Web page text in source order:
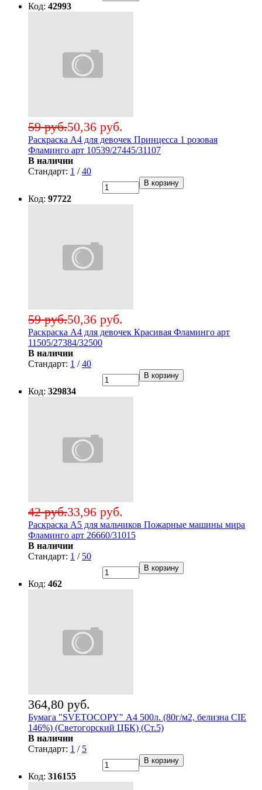
Код: 42993
50,36 руб.
59 руб.
Раскраска А4 для девочек Принцесса 1 розовая
Фламинго арт 10539/27445/31107
В наличии
Стандарт: 1 /40
В корзину
Код: 97722
50,36 руб.
59 руб.
Раскраска А4 для девочек Красивая Фламинго арт
11505/27384/32500
В наличии
Стандарт: 1 /40
В корзину
Код: 329834
33,96 руб.
42 руб.
Раскраска А5 для мальчиков Пожарные машины мира
Фламинго арт 26660/31015
В наличии
Стандарт: 1 / 50
В корзину
Код: 462
364,80 руб.
Бумага "SVETOCOPY" А4 500л. (80г/м2, белизна CIE
146%) (Светогорский ЦБК) (Ст.5)
В наличии
Стандарт: 1 / 5
В корзину
Код: 316155